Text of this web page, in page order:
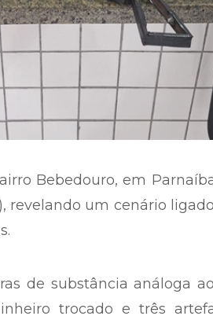
Bebedouro, em
revelando um cenário
de substância análoga
trocado e três